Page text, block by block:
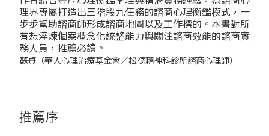
理界專屬打造出三階段九任務的諮商心理衡鑑模式，一
步步幫助諮商師形成諮商地圖以及工作標的。本書對所
有想淬煉個案概念化統整能力與關注諮商效能的諮商實
務人員，推薦必讀。
――蘇貞（華人心理治療基金會／松德精神科診所諮商心理師）
推薦序